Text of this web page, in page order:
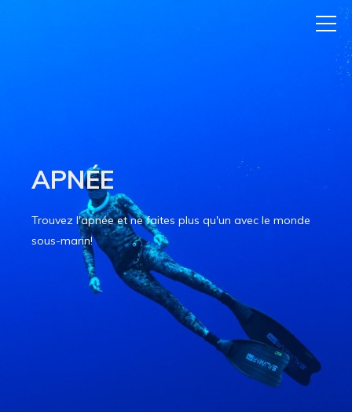
APNÉE
Trouvez l'apnée et ne faites plus qu'un avec le monde
sous-marin!